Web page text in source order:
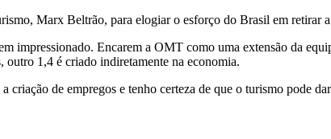
Marx Beltrão, para elogiar o esforço do Brasil em retirar a
impressionado. Encarem a OMT como uma extensão da
outro 1,4 é criado indiretamente na economia.
de empregos e tenho certeza de que o turismo pode